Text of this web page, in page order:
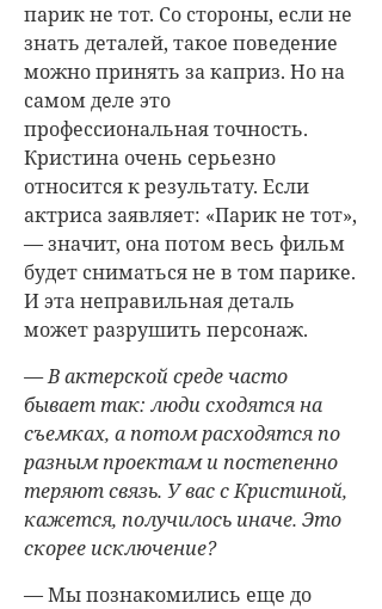
парик не тот. Со стороны, если не
знать деталей, такое поведение
можно принять за каприз. Но на
самом деле это
профессиональная точность.
Кристина очень серьезно
относится к результату. Если
актриса заявляет: «Парик не тот»,
— значит, она потом весь фильм
будет сниматься не в том парике.
И эта неправильная деталь
может разрушить персонаж.
— В актерской среде часто
бывает так: люди сходятся на
съемках, а потом расходятся по
разным проектам и постепенно
теряют связь. У вас с Кристиной,
кажется, получилось иначе. Это
скорее исключение?
— Мы познакомились еще до